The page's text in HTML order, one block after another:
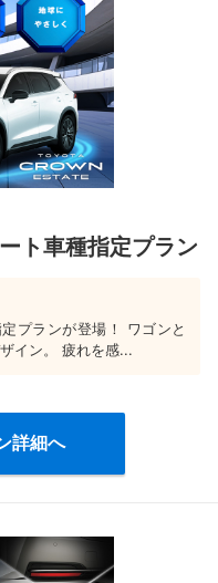
ト車種指定プラン
プランが登場！ ワゴンと
イン。 疲れを感...
詳細へ